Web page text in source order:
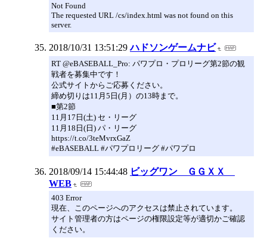
Not Found
The requested URL /cs/index.html was not found on this
server.
2018/10/31 13:51:29 ハドソンゲームナビ
RT @eBASEBALL_Pro: パワプロ・プロリーグ第2節の観
戦者を募集中です！
公式サイトからご応募ください。
締め切りは11月5日(月）の13時まで。
■第2節
11月17日(土) セ・リーグ
11月18日(日) パ・リーグ
https://t.co/3teMvrxGaZ
#eBASEBALL #パワプロリーグ #パワプロ
2018/09/14 15:44:48 ビッグワン ＧＧＸＸ
WEB
403 Error
現在、このページへのアクセスは禁止されています。
サイト管理者の方はページの権限設定等が適切かご確認
ください。